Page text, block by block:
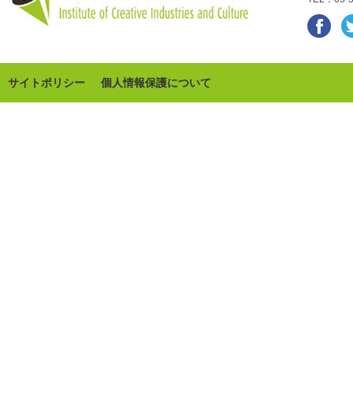
サイトポリシー 個人情報保護について